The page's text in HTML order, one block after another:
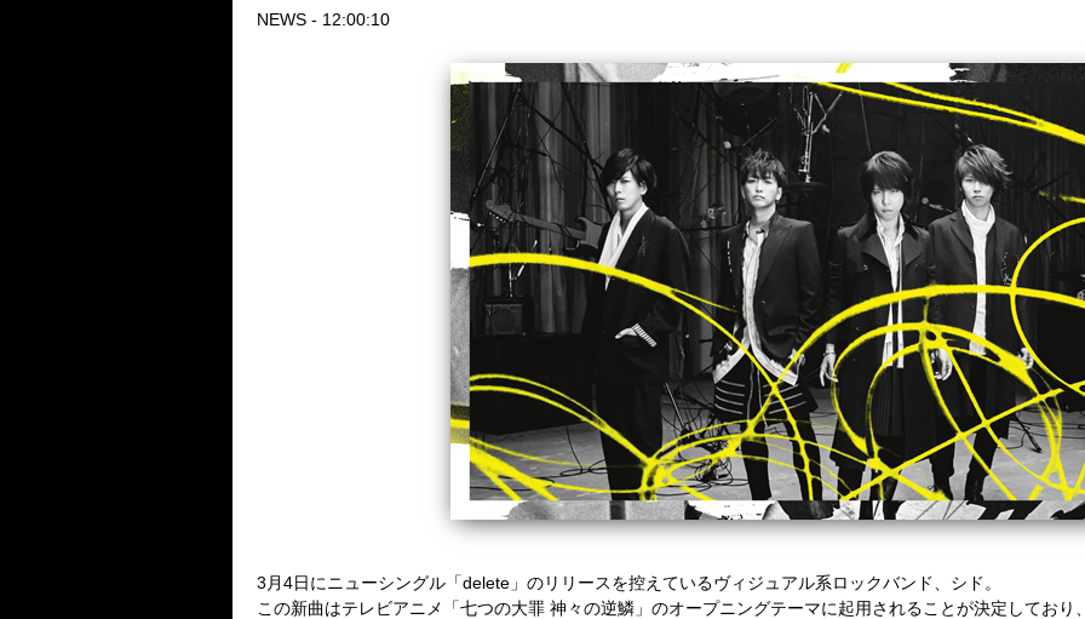
NEWS - 12:00:10
3 月4日にニューシングル「delete 」のリリースを控えているヴィジュアル系ロックバンド、シド。
この新曲はテレビアニメ「七つの大罪 神々の逆鱗」のオープニングテーマに起用されることが決定しており